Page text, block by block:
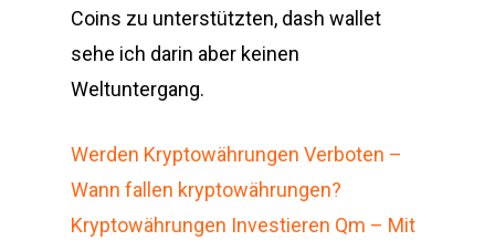
Coins zu unterstützten, dash wallet
sehe ich darin aber keinen
Weltuntergang.
Werden Kryptowährungen Verboten –
Wann fallen kryptowährungen?
Kryptowährungen Investieren Qm – Mit